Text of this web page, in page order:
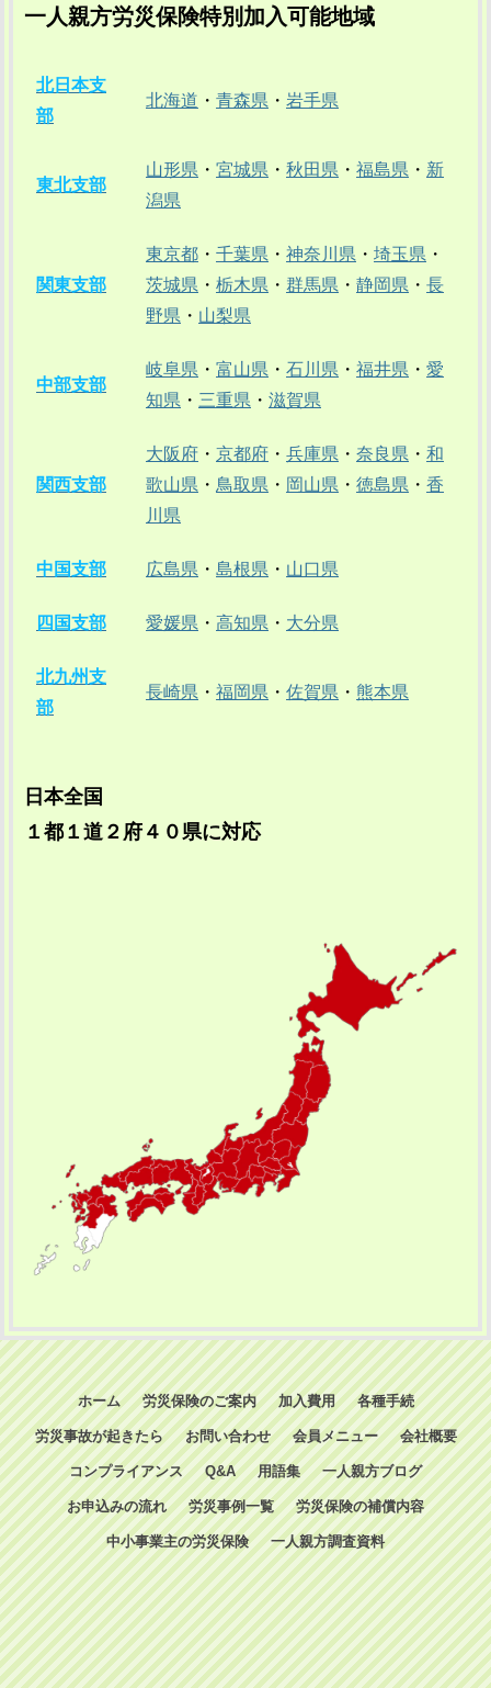
一人親方労災保険特別加入可能地域
北日本支
部
北海道 ・ 青森県 ・ 岩手県
東北支部
山形県 ・ 宮城県 ・ 秋田県 ・ 福島県 ・ 新
潟県
関東支部
東京都 ・ 千葉県 ・ 神奈川県 ・ 埼玉県 ・
茨城県 ・ 栃木県 ・ 群馬県 ・ 静岡県 ・ 長
野県 ・ 山梨県
中部支部
岐阜県 ・ 富山県 ・ 石川県 ・ 福井県 ・ 愛
知県 ・ 三重県 ・ 滋賀県
関西支部
大阪府 ・ 京都府 ・ 兵庫県 ・ 奈良県 ・ 和
歌山県 ・ 鳥取県 ・ 岡山県 ・ 徳島県 ・ 香
川県
中国支部 広島県 ・ 島根県 ・ 山口県
四国支部 愛媛県 ・ 高知県 ・ 大分県
北九州支
部
長崎県 ・ 福岡県 ・ 佐賀県 ・ 熊本県
日本全国
１都１道２府４０県に対応
ホーム 労災保険のご案内 加入費用 各種手続
労災事故が起きたら お問い合わせ 会員メニュー 会社概要
コンプライアンス Q&A 用語集 一人親方ブログ
お申込みの流れ 労災事例一覧 労災保険の補償内容
中小事業主の労災保険 一人親方調査資料